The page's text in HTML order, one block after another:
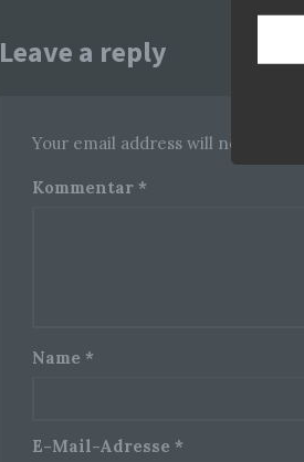
Leave a reply
Your email address will not be
Kommentar *
Name *
E-Mail-Adresse *